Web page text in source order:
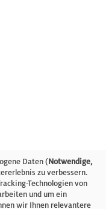
Daten (Notwendige,
zu verbessern.
Technologien von
und um ein
wir Ihnen relevantere